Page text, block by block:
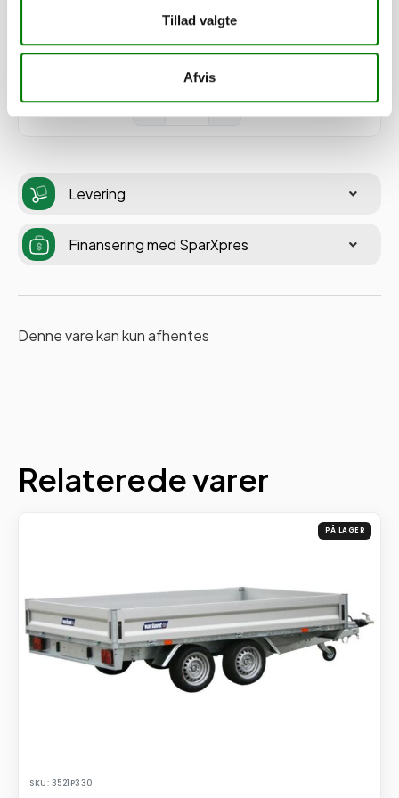
Tillad valgte
Afvis
Lastsikring 600 daN / DIN zurrpunkte
600 daN
SKU: 41244
− +
Levering
Finansering med SparXpres
Denne vare kan kun afhentes
Relaterede varer
PÅ LAGER
SKU: 3521P330